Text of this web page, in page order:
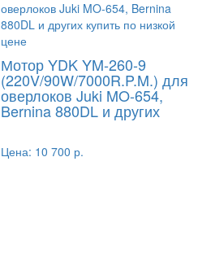
Мотор YDK YM-260-9
(220V/90W/7000R.P.M.) для
оверлоков Juki MO-654,
Bernina 880DL и других
Цена: 10 700 р.